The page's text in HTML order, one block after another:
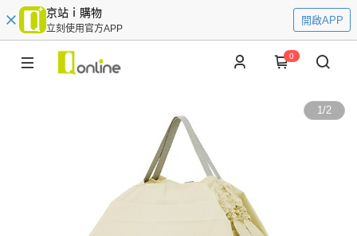
京站ｉ購物
立刻使用官方APP
開啟APP
0
1/2